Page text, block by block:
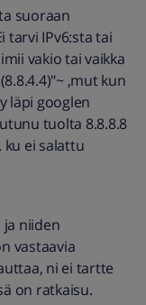
suoraan
tarvi IPv6:sta tai
vakio tai vaikka
,mut kun
läpi googlen
tuolta 8.8.8.8
ei salattu
ja niiden
vastaavia
ni ei tartte
on ratkaisu.